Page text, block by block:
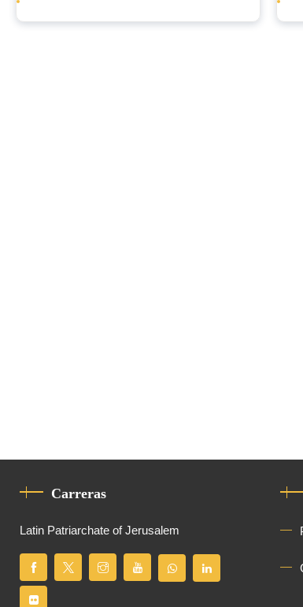
Carreras
Latin Patriarchate of Jerusalem